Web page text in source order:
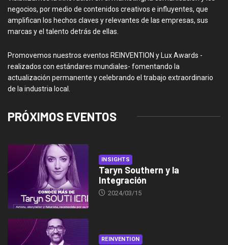
negocios, por medio de contenidos creativos e influyentes, que
amplifican los hechos claves y relevantes de las empresas, sus
marcas y el talento detrás de ellas.
Promovemos nuestros eventos REINVENTION y Lux Awards -
realizados con estándares mundiales- fomentando la
actualización permanente y celebrando el trabajo extraordinario
de la industria local.
PRÓXIMOS EVENTOS
INSIGHTS
Taryn Southern y la
Integración
2024/03/15
REINVENTION